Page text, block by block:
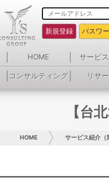
新規登録 パスワ
HOME サービ
コンサルティング
リサ
【台
HOME サービス紹介（